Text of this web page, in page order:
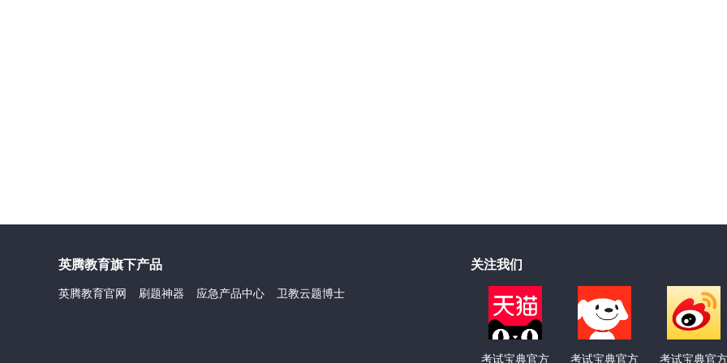
英腾教育旗下产品
英腾教育官网 刷题神器 应急产品中心 卫教云题博士
关注我们
考试宝典官方 考试宝典官方 考试宝典官